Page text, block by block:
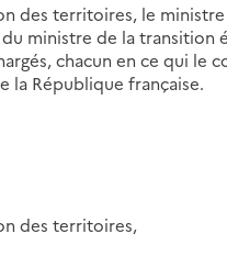
des territoires, le
ministre de la transition
chacun en ce qui le
la République française.
des territoires,